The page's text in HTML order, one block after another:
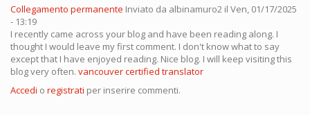
Collegamento permanente Inviato da albinamuro2 il Ven, 01/17/2025
- 13:19
I recently came across your blog and have been reading along. I
thought I would leave my first comment. I don't know what to say
except that I have enjoyed reading. Nice blog. I will keep visiting this
blog very often. vancouver certified translator
Accedi o registrati per inserire commenti.